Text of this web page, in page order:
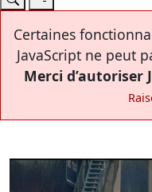
Certaines
JavaScript ne peut
Merci d’autoriser